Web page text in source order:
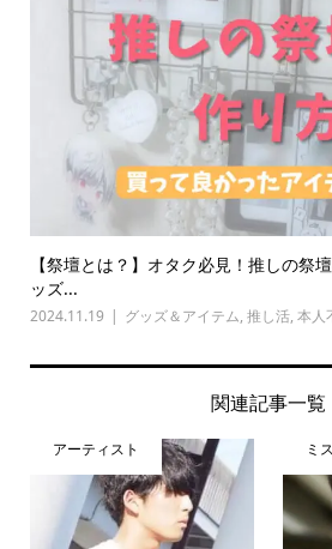
【祭壇とは？】オタク必見！推しの祭
ッズ...
2024.11.19 グッズ＆アイテム, 推し活, 本人
関連記事一覧
アーティスト ミ